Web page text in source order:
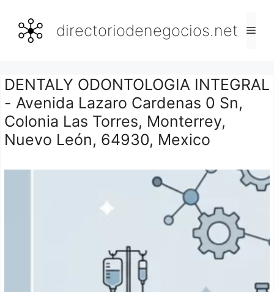
contenido
directoriodenegocios.net
DENTALY ODONTOLOGIA INTEGRAL
- Avenida Lazaro Cardenas 0 Sn,
Colonia Las Torres, Monterrey,
Nuevo León, 64930, Mexico